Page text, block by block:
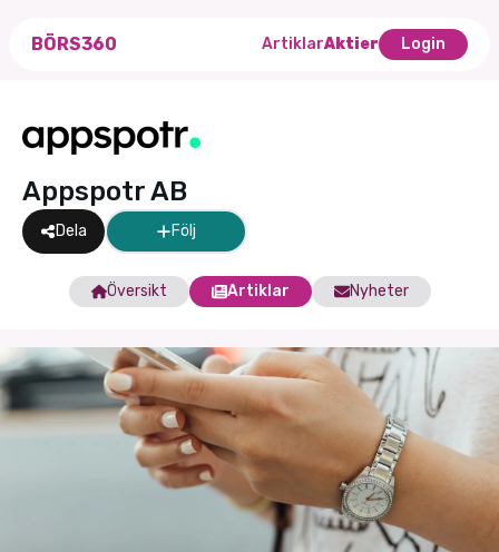
BÖRS360 ArtiklarAktier Login
Appspotr AB
Dela Följ
Översikt Artiklar Nyheter